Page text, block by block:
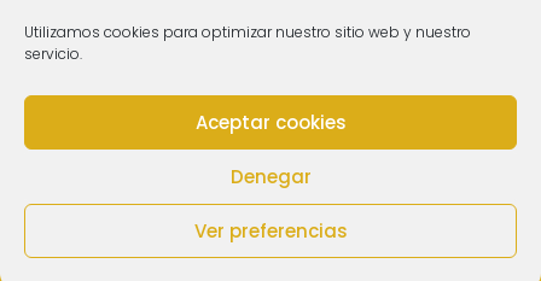
Utilizamos cookies para optimizar nuestro sitio web y nuestro
servicio.
Aceptar cookies
Denegar
Ver preferencias
© 2006 - 2023 Museos de Tenerife. Todos los
derechos reservados